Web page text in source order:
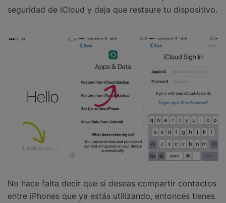
seguridad de iCloud y deja que restaure tu dispositivo.
No hace falta decir que si deseas compartir contactos
entre iPhones que ya estás utilizando, entonces tienes